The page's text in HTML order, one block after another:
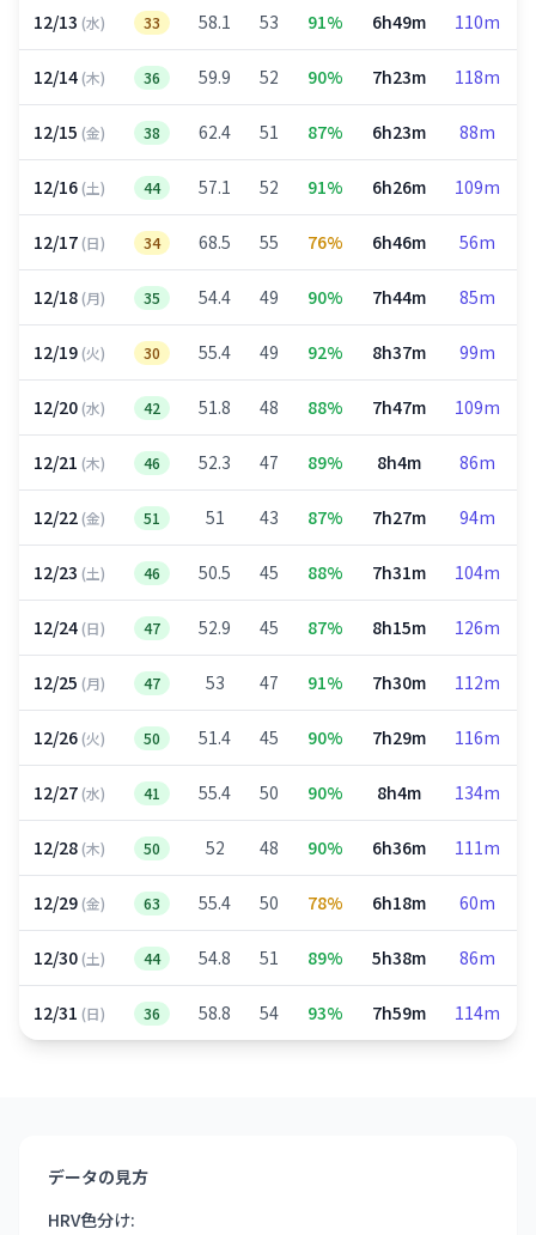
12/13 (水) 33 58.1 53 91% 6h49m 110m
12/14(木) 36 59.9 52 90% 7h23m 118m
12/15 (金) 38 62.4 51 87% 6h23m 88m
12/16(土) 44 57.1 52 91% 6h26m 109m
12/17(日) 34 68.5 55 76% 6h46m 56m
12/18(月) 35 54.4 49 90% 7h44m 85m
12/19(火) 30 55.4 49 92% 8h37m 99m
12/20(水) 42 51.8 48 88% 7h47m 109m
12/21 (木) 46 52.3 47 89% 8h4m 86m
12/22(金) 51 51 43 87% 7h27m 94m
12/23 (土) 46 50.5 45 88% 7h31m 104m
12/24(日) 47 52.9 45 87% 8h15m 126m
12/25 (月) 47 53 47 91% 7h30m 112m
12/26(火) 50 51.4 45 90% 7h29m 116m
12/27(水) 41 55.4 50 90% 8h4m 134m
12/28(木) 50 52 48 90% 6h36m 111m
12/29(金) 63 55.4 50 78% 6h18m 60m
12/30(土) 44 54.8 51 89% 5h38m 86m
12/31 (日) 36 58.8 54 93% 7h59m 114m
データの見方
HRV色分け: